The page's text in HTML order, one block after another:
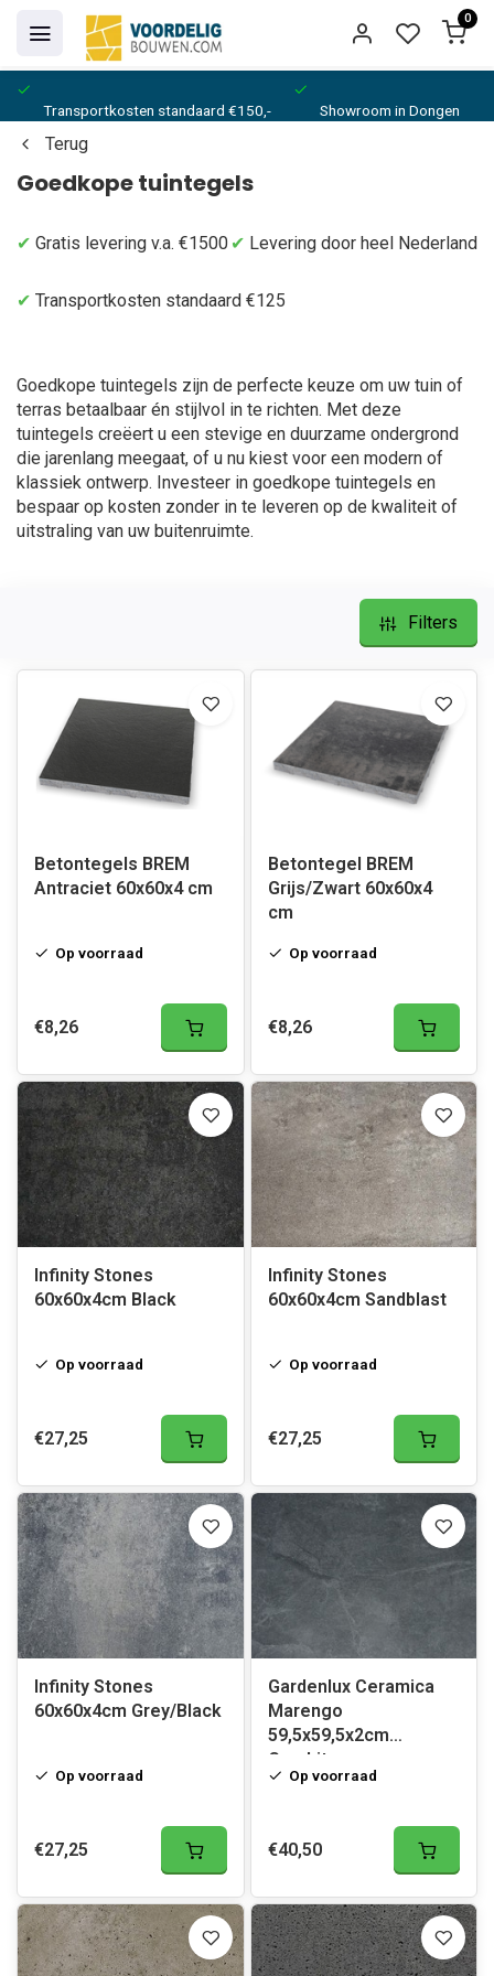
0
Transportkosten standaard €150,- Showroom in Dongen
Terug
Goedkope tuintegels
✔ Gratis levering v.a. €1500 ✔ Levering door heel Nederland
✔ Transportkosten standaard €125
Goedkope tuintegels zijn de perfecte keuze om uw tuin of
terras betaalbaar én stijlvol in te richten. Met deze
tuintegels creëert u een stevige en duurzame ondergrond
die jarenlang meegaat, of u nu kiest voor een modern of
klassiek ontwerp. Investeer in goedkope tuintegels en
bespaar op kosten zonder in te leveren op de kwaliteit of
uitstraling van uw buitenruimte.
Filters
Betontegels BREM
Antraciet 60x60x4 cm
Op voorraad
€8,26
Betontegel BREM
Grijs/Zwart 60x60x4
cm
Op voorraad
€8,26
Infinity Stones
60x60x4cm Black
Op voorraad
€27,25
Infinity Stones
60x60x4cm Sandblast
Op voorraad
€27,25
Infinity Stones
60x60x4cm Grey/Black
Op voorraad
€27,25
Gardenlux Ceramica
Marengo
59,5x59,5x2cm
Graphite
Op voorraad
€40,50